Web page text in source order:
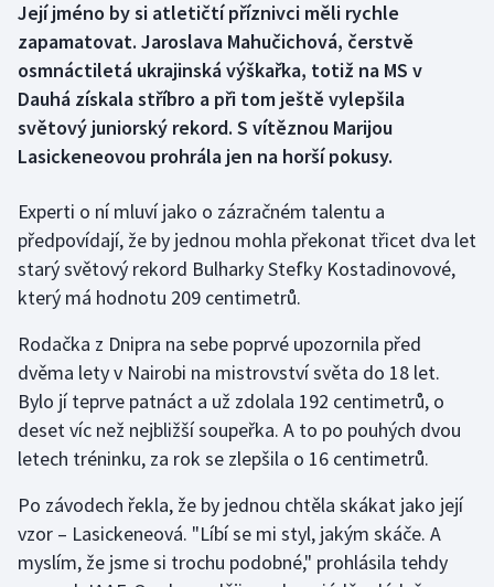
Box
Curling
Dostihy
Florbal
Futsal
Golf
Házená
Jezdectví
Krasobruslení
Její jméno by si atletičtí příznivci měli rychle
zapamatovat. Jaroslava Mahučichová, čerstvě
osmnáctiletá ukrajinská výškařka, totiž na MS v
Dauhá získala stříbro a při tom ještě vylepšila
světový juniorský rekord. S vítěznou Marijou
Lasickeneovou prohrála jen na horší pokusy.
Experti o ní mluví jako o zázračném talentu a
předpovídají, že by jednou mohla překonat třicet dva let
starý světový rekord Bulharky Stefky Kostadinovové,
který má hodnotu 209 centimetrů.
Rodačka z Dnipra na sebe poprvé upozornila před
dvěma lety v Nairobi na mistrovství světa do 18 let.
Bylo jí teprve patnáct a už zdolala 192 centimetrů, o
deset víc než nejbližší soupeřka. A to po pouhých dvou
letech tréninku, za rok se zlepšila o 16 centimetrů.
Po závodech řekla, že by jednou chtěla skákat jako její
vzor – Lasickeneová. "Líbí se mi styl, jakým skáče. A
myslím, že jsme si trochu podobné," prohlásila tehdy